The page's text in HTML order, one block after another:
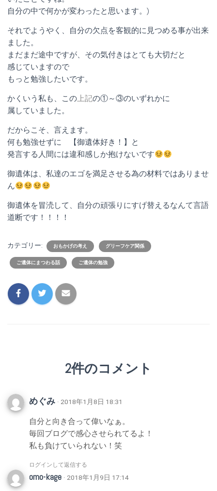
自分の中で何かが変わったと思います。)
それでようやく、自分の欠点を客観的に見つめる事が出来
ました。
まだまだ途中ですが、その気付きはとても大切だと
感じていますので
もっと勉強したいです。
かくいう私も、この上記の①～③のいずれかに
属していました。
だからこそ、言えます。
何も勉強せずに 【御遺体好き！】と
発言する人間には違和感しか抱けないです
御遺体は、私達のエゴを満足させる為の材料ではありませ
ん
御遺体を冒涜して、自分の頑張りにすげ替えるなんて言語
道断です！！！！
カテゴリー: おもかげの考え グリーフケア関係
ご遺体にまつわる話 ご遺体の勉強
2件のコメント
めぐみ · 2018年1月8日 18:31
自分と向き合って偉いなぁ。
毎回ブログで感心させられてるよ！
私も負けていられない！笑
ログインして返信する
omo-kage · 2018年1月9日 17:14